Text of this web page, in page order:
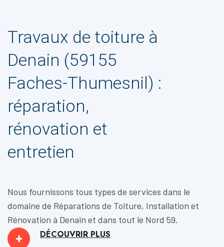
Travaux de toiture à
Denain (59155
Faches-Thumesnil) :
réparation,
rénovation et
entretien
Nous fournissons tous types de services dans le
domaine de Réparations de Toiture, Installation et
Rénovation à Denain et dans tout le Nord 59.
+ DÉCOUVRIR PLUS